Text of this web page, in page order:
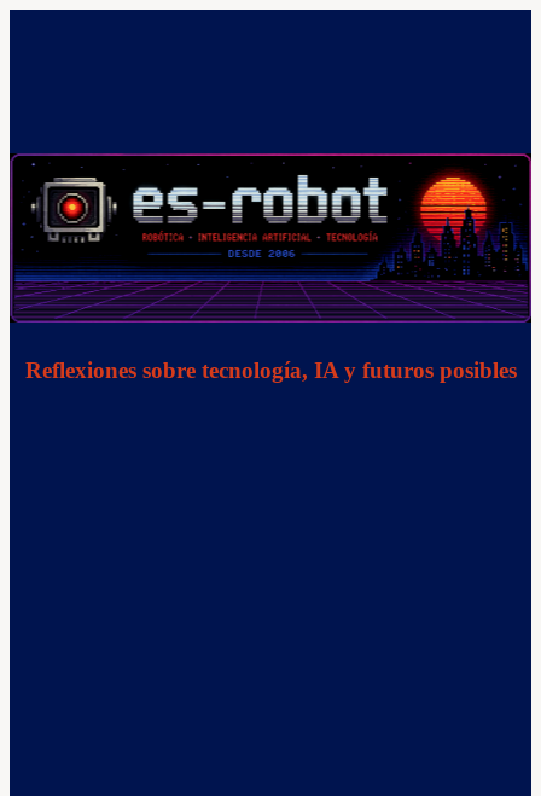
Reflexiones sobre tecnología, IA y futuros posibles